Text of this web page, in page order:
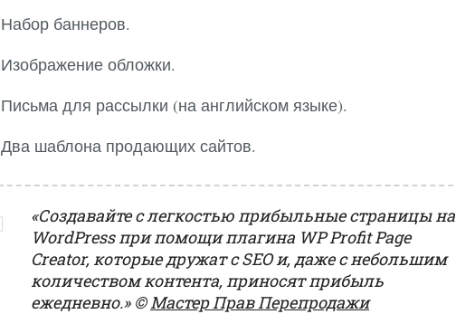
Набор баннеров.
Изображение обложки.
Письма для рассылки (на английском языке).
Два шаблона продающих сайтов.
«Создавайте с легкостью прибыльные страницы на
WordPress при помощи плагина WP Profit Page
Creator, которые дружат с SEO и, даже с небольшим
количеством контента, приносят прибыль
ежедневно.»©Мастер Прав Перепродажи